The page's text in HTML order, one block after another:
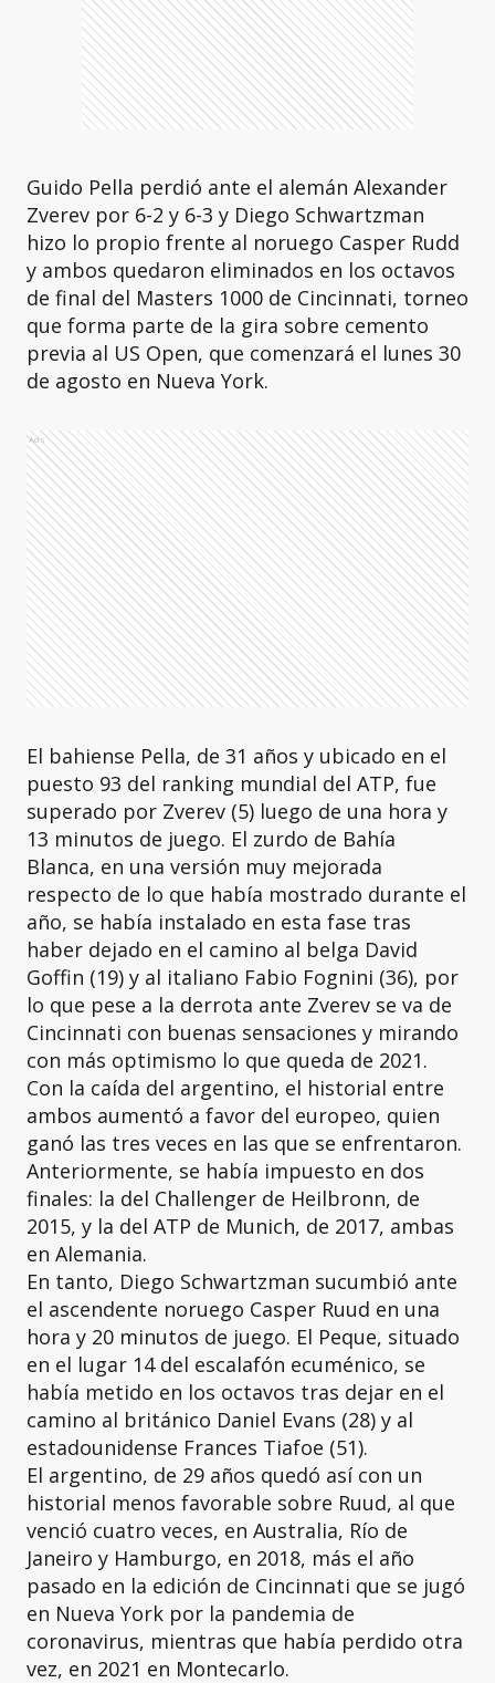
Guido Pella perdió ante el alemán Alexander
Zverev por 6-2 y 6-3 y Diego Schwartzman
hizo lo propio frente al noruego Casper Rudd
y ambos quedaron eliminados en los octavos
de final del Masters 1000 de Cincinnati, torneo
que forma parte de la gira sobre cemento
previa al US Open, que comenzará el lunes 30
de agosto en Nueva York.
Ads
El bahiense Pella, de 31 años y ubicado en el
puesto 93 del ranking mundial del ATP, fue
superado por Zverev (5) luego de una hora y
13 minutos de juego. El zurdo de Bahía
Blanca, en una versión muy mejorada
respecto de lo que había mostrado durante el
año, se había instalado en esta fase tras
haber dejado en el camino al belga David
Goffin (19) y al italiano Fabio Fognini (36), por
lo que pese a la derrota ante Zverev se va de
Cincinnati con buenas sensaciones y mirando
con más optimismo lo que queda de 2021.
Con la caída del argentino, el historial entre
ambos aumentó a favor del europeo, quien
ganó las tres veces en las que se enfrentaron.
Anteriormente, se había impuesto en dos
finales: la del Challenger de Heilbronn, de
2015, y la del ATP de Munich, de 2017, ambas
en Alemania.
En tanto, Diego Schwartzman sucumbió ante
el ascendente noruego Casper Ruud en una
hora y 20 minutos de juego. El Peque, situado
en el lugar 14 del escalafón ecuménico, se
había metido en los octavos tras dejar en el
camino al británico Daniel Evans (28) y al
estadounidense Frances Tiafoe (51).
El argentino, de 29 años quedó así con un
historial menos favorable sobre Ruud, al que
venció cuatro veces, en Australia, Río de
Janeiro y Hamburgo, en 2018, más el año
pasado en la edición de Cincinnati que se jugó
en Nueva York por la pandemia de
coronavirus, mientras que había perdido otra
vez, en 2021 en Montecarlo.